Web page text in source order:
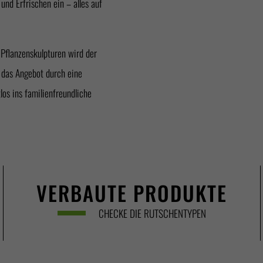
wird der
Angebot durch eine
ins familienfreundliche
VERBAUTE PRODUKTE
CHECKE DIE RUTSCHENTYPEN